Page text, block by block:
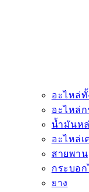
อะไหล่
อะไหล่ก
น้ำมันห
อะไหล่เ
สายพาน
กระบอ
ยาง